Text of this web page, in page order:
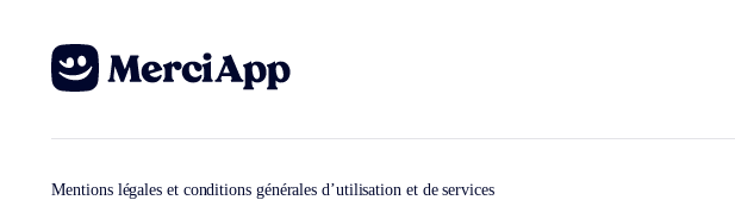
Mentions légales et conditions générales d’utilisation et de services